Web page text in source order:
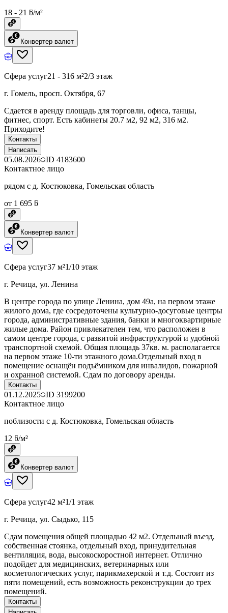
18 - 21 ƃ/м²
Конвертер валют
Сфера услуг21 - 316 м²2/3 этаж
г. Гомель, просп. Октября, 67
Сдается в аренду площадь для торговли, офиса, танцы,
фитнес, спорт. Есть кабинеты 20.7 м2, 92 м2, 316 м2.
Приходите!
Контакты
Написать
05.08.2026 ID 4183600
Контактное лицо
рядом с д. Костюковка, Гомельская область
от 1 695 ƃ
Конвертер валют
Сфера услуг37 м²1/10 этаж
г. Речица, ул. Ленина
В центре города по улице Ленина, дом 49а, на первом этаже
жилого дома, где сосредоточены культурно-досуговые центры
города, административные здания, банки и многоквартирные
жилые дома. Район привлекателен тем, что расположен в
самом центре города, с развитой инфраструктурой и удобной
транспортной схемой. Общая площадь 37кв. м. располагается
на первом этаже 10-ти этажного дома.Отдельный вход в
помещение​ оснащён подъёмником для инвалидов, пожарной
и охранной системой. Сдам по договору аренды.
Контакты
01.12.2025 ID 3199200
Контактное лицо
поблизости с д. Костюковка, Гомельская область
12 ƃ/м²
Конвертер валют
Сфера услуг42 м²1/1 этаж
г. Речица, ул. Сыдько, 115
Сдам помещения общей площадью 42 м2. Отдельный въезд,
собственная стоянка, отдельный вход, принудительная
вентиляция, вода, высокоскоростной интернет. Отлично
подойдет для медицинских, ветеринарных или
косметологических услуг, парикмахерской и т.д. Состоит из
пяти помещений, есть возможность реконструкции до трех
помещений.
Контакты